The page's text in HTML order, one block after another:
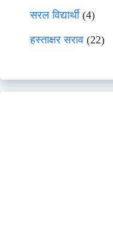
सरल विद्यार्थी(4)
हस्ताक्षर सराव (22)